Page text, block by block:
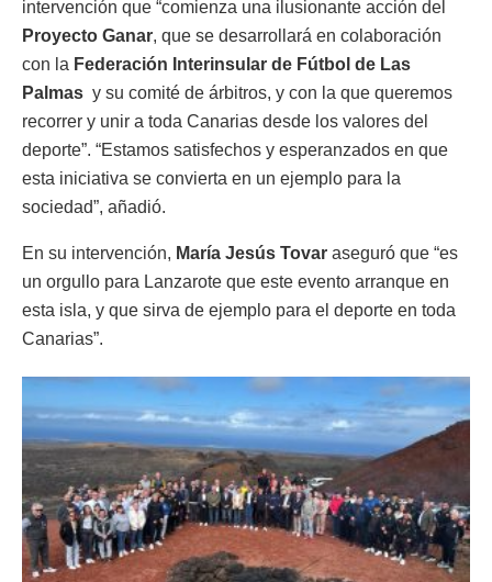
intervención que “comienza una ilusionante acción del
Proyecto Ganar, que se desarrollará en colaboración
con la Federación Interinsular de Fútbol de Las
Palmas y su comité de árbitros, y con la que queremos
recorrer y unir a toda Canarias desde los valores del
deporte”. “Estamos satisfechos y esperanzados en que
esta iniciativa se convierta en un ejemplo para la
sociedad”, añadió.
En su intervención, María Jesús Tovar aseguró que “es
un orgullo para Lanzarote que este evento arranque en
esta isla, y que sirva de ejemplo para el deporte en toda
Canarias”.